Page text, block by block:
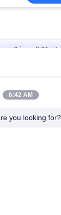
0,06
Τεχνικό
μαγνητών
6:42 AM
you looking for?